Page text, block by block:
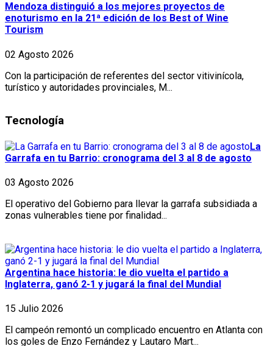
Mendoza distinguió a los mejores proyectos de
enoturismo en la 21ª edición de los Best of Wine
Tourism
02 Agosto 2026
Con la participación de referentes del sector vitivinícola,
turístico y autoridades provinciales, M...
Tecnología
La
Garrafa en tu Barrio: cronograma del 3 al 8 de agosto
03 Agosto 2026
El operativo del Gobierno para llevar la garrafa subsidiada a
zonas vulnerables tiene por finalidad...
Argentina hace historia: le dio vuelta el partido a
Inglaterra, ganó 2-1 y jugará la final del Mundial
15 Julio 2026
El campeón remontó un complicado encuentro en Atlanta con
los goles de Enzo Fernández y Lautaro Mart...